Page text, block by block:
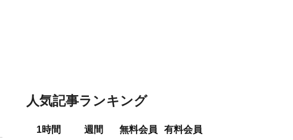
人気記事ランキング
1時間 週間 無料会員 有料会員